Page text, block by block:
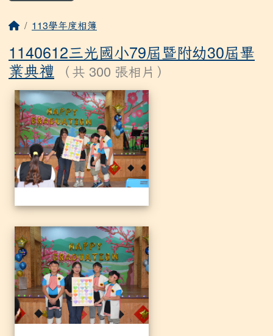
113學年度相簿
1140612三光國小79屆暨附幼30屆畢
業典禮
（共 300 張相片）
相簿列表 1140612三光國小79屆暨附
1140612三光國小79屆暨附